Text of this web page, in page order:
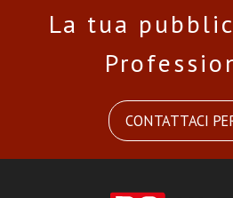
La tua
CONTATTACI